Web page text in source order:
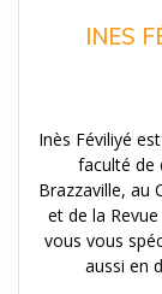
INES
Inès Féviliyé
faculté de
Brazzaville, au
et de la
vous vous
aussi en